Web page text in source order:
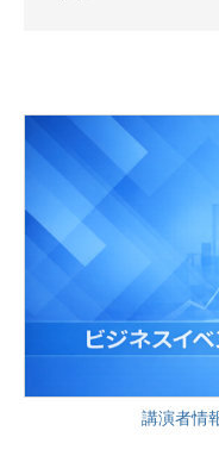
講演者情